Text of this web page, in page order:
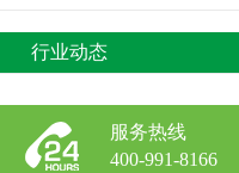
行业动态
服务热线
400-991-8166